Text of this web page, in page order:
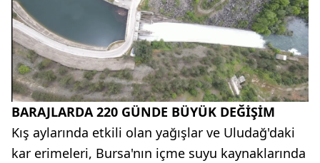
BARAJLARDA 220 GÜNDE BÜYÜK DEĞİŞİM
Kış aylarında etkili olan yağışlar ve Uludağ'daki
kar erimeleri, Bursa'nın içme suyu kaynaklarında